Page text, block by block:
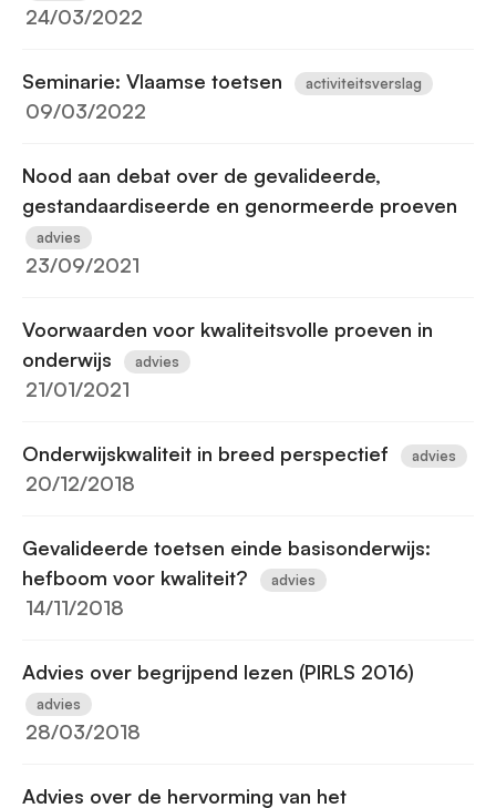
24/03/2022
Seminarie: Vlaamse toetsen activiteitsverslag
09/03/2022
Nood aan debat over de gevalideerde,
gestandaardiseerde en genormeerde proeven
advies
23/09/2021
Voorwaarden voor kwaliteitsvolle proeven in
onderwijs
advies
21/01/2021
Onderwijskwaliteit in breed perspectief advies
20/12/2018
Gevalideerde toetsen einde basisonderwijs:
hefboom voor kwaliteit?
advies
14/11/2018
Advies over begrijpend lezen (PIRLS 2016)
advies
28/03/2018
Advies over de hervorming van het